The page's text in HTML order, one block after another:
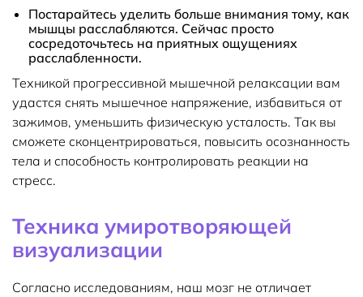
Постарайтесь уделить больше внимания тому, как
мышцы расслабляются. Сейчас просто
сосредоточьтесь на приятных ощущениях
расслабленности.
Техникой прогрессивной мышечной релаксации вам
удастся снять мышечное напряжение, избавиться от
зажимов, уменьшить физическую усталость. Так вы
сможете сконцентрироваться, повысить осознанность
тела и способность контролировать реакции на
стресс.
Техника умиротворяющей
визуализации
Согласно исследованиям, наш мозг не отличает